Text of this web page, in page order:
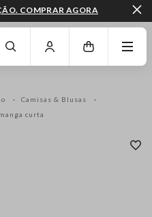
ATÉ AO FIM DA PÁGINA
COMPRAR AGORA
Camisas & Blusas
curta